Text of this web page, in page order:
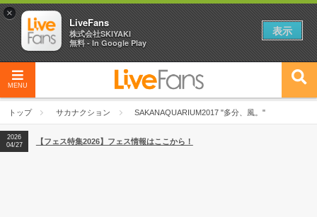
MENU
トップ サカナクション SAKANAQUARIUM2017 "多分、風。"
2026
04/27
2026
【ライブ動員ランキング】2026年上半期編発表！
2026
04/27
【フェス特集2026】フェス情報はここから！
×
LiveFans
株式会社SKIYAKI
無料 - In Google Play
表示